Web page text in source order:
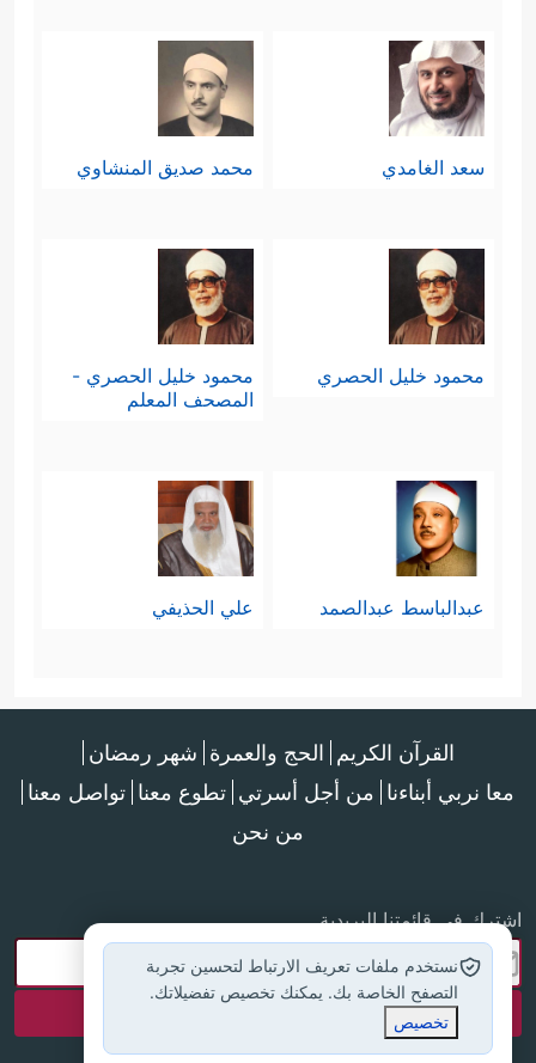
سعد الغامدي محمد صديق المنشاوي
محمود خليل الحصري
محمود خليل الحصري -
المصحف المعلم
عبدالباسط عبدالصمد علي الحذيفي
القرآن الكريم الحج والعمرة شهر رمضان
معا نربي أبناءنا من أجل أسرتي تطوع معنا تواصل معنا
من نحن
اشترك في قائمتنا البريدية
نستخدم ملفات تعريف الارتباط لتحسين تجربة
التصفح الخاصة بك. يمكنك تخصيص تفضيلاتك.
تخصيص